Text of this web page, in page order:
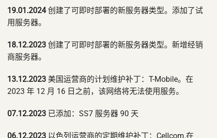
19.01.2024创建了可即时部署的新服务器类型。添加了试
用服务器。
18.12.2023 创建了可即时部署的新服务器类型。新增经销
商服务器。
13.12.2023 美国运营商的计划维护补丁：T-Mobile。在
2023 年 12 月 16 日之前，该网络将无法使用服务。
07.12.2023 已添加：SS7 服务器 90 天
06.12.2023 以色列运营商的定期维护补丁：Cellcom.在